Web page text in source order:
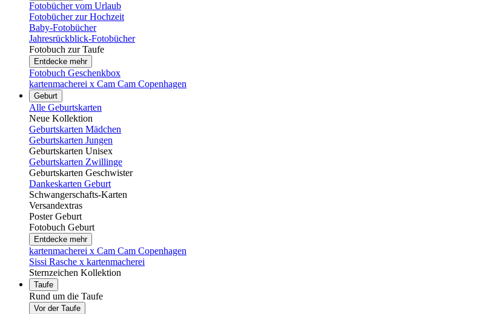
Fotobücher vom Urlaub
Fotobücher zur Hochzeit
Baby-Fotobücher
Jahresrückblick-Fotobücher
Fotobuch zur Taufe
Entdecke mehr
Fotobuch Geschenkbox
kartenmacherei x Cam Cam Copenhagen
Geburt
Alle Geburtskarten
Neue Kollektion
Geburtskarten Mädchen
Geburtskarten Jungen
Geburtskarten Unisex
Geburtskarten Zwillinge
Geburtskarten Geschwister
Dankeskarten Geburt
Schwangerschafts-Karten
Versandextras
Poster Geburt
Fotobuch Geburt
Entdecke mehr
kartenmacherei x Cam Cam Copenhagen
Sissi Rasche x kartenmacherei
Sternzeichen Kollektion
Taufe
Rund um die Taufe
Vor der Taufe